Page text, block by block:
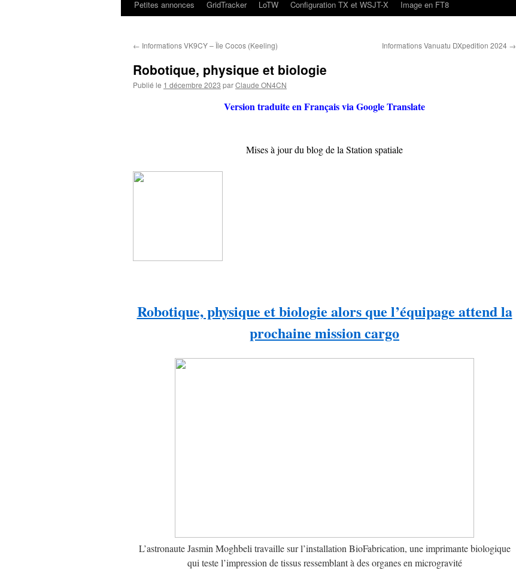
Petites annonces
GridTracker LoTW Configuration TX et WSJT-X Image en FT8
← Informations VK9CY – Île Cocos (Keeling) Informations Vanuatu DXpedition 2024 →
Robotique, physique et biologie
Publié le 1 décembre 2023 parClaude ON4CN
Version traduite en Français via Google Translate
Mises à jour du blog de la Station spatiale
Robotique, physique et biologie alors que l’équipage attend la
prochaine mission cargo
L’astronaute Jasmin Moghbeli travaille sur l’installation BioFabrication, une imprimante biologique
qui teste l’impression de tissus ressemblant à des organes en microgravité